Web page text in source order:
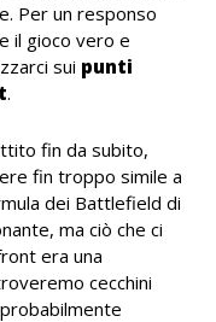
Per un responso
il gioco vero e
sui punti
.
fin da subito,
fin troppo simile a
dei Battlefield di
ma ciò che ci
era una
cecchini